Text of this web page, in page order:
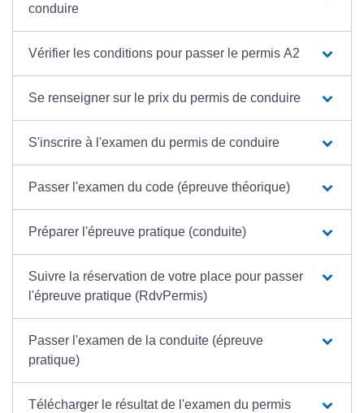
conduire
Vérifier les conditions pour passer le permis A2
Se renseigner sur le prix du permis de conduire
S'inscrire à l'examen du permis de conduire
Passer l'examen du code (épreuve théorique)
Préparer l'épreuve pratique (conduite)
Suivre la réservation de votre place pour passer
l'épreuve pratique (RdvPermis)
Passer l'examen de la conduite (épreuve
pratique)
Télécharger le résultat de l'examen du permis